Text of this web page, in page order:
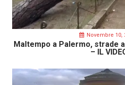
Novembre 10,
Maltempo a Palermo, strade
– IL